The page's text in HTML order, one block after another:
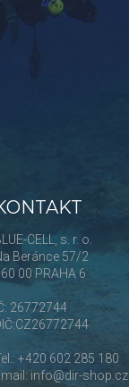
CELL, s. r. o.
Beránce 57/2
00 PRAHA 6
26772744
+420 602 285 180
info@dir-shop.cz